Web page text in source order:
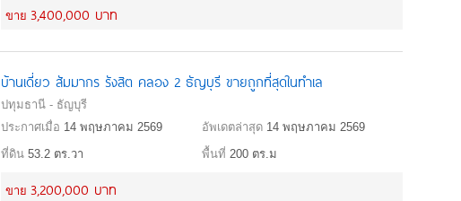
ขาย 3,400,000 บาท
บ้านเดี่ยว สัมมากร รังสิต คลอง 2 ธัญบุรี ขายถูกที่สุดในทำเล
ปทุมธานี - ธัญบุรี
ประกาศเมื่อ 14 พฤษภาคม 2569 อัพเดตล่าสุด 14 พฤษภาคม 2569
ที่ดิน 53.2 ตร.วา พื้นที่ 200 ตร.ม
ขาย 3,200,000 บาท